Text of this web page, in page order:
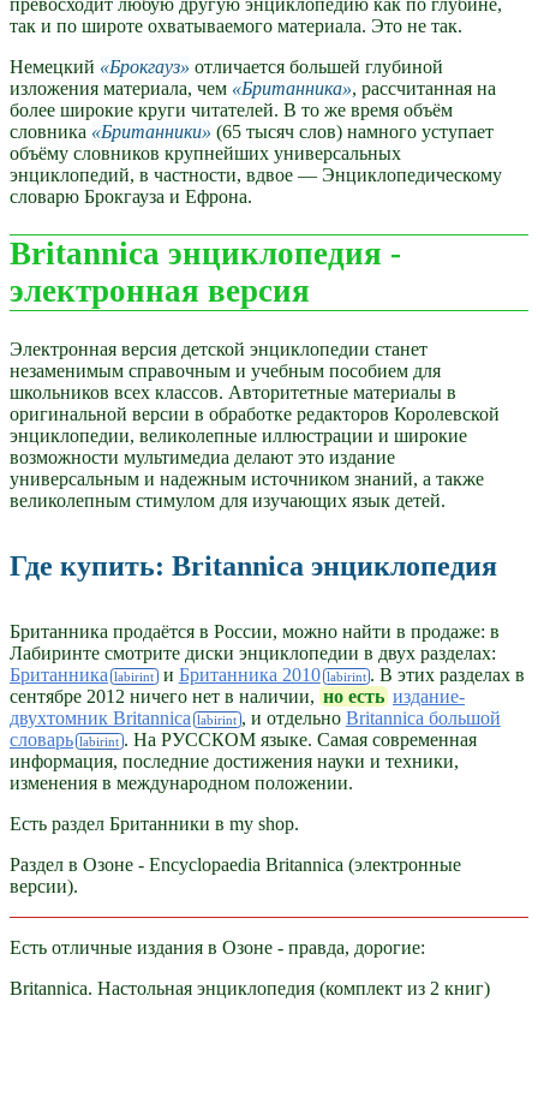
так и по широте охватываемого материала. Это не так.
Немецкий
Брокгауз
отличается большей глубиной
изложения материала, чем
Британника , рассчитанная на
более широкие круги читателей. В то же время объём
словника
Британники
(65 тысяч слов) намного уступает
объёму словников крупнейших универсальных
энциклопедий, в частности, вдвое — Энциклопедическому
словарю Брокгауза и Ефрона.
Britannica энциклопедия -
электронная версия
Электронная версия детской энциклопедии станет
незаменимым справочным и учебным пособием для
школьников всех классов. Авторитетные материалы в
оригинальной версии в обработке редакторов Королевской
энциклопедии, великолепные иллюстрации и широкие
возможности мультимедиа делают это издание
универсальным и надежным источником знаний, а также
великолепным стимулом для изучающих язык детей.
Где купить: Britannica энциклопедия
Британника продаётся в России, можно найти в продаже: в
Лабиринте смотрите диски энциклопедии в двух разделах:
Британника
и Британника 2010
. В этих разделах в
сентябре 2012 ничего нет в наличии, но есть издание-
двухтомник Britannica
, и отдельно Britannica большой
словарь
. На РУССКОМ языке. Самая современная
информация, последние достижения науки и техники,
изменения в международном положении.
Есть раздел Британники в my shop.
Раздел в Озоне - Encyclopaedia Britannica (электронные
версии).
Есть отличные издания в Озоне - правда, дорогие:
Britannica. Настольная энциклопедия (комплект из 2 книг)